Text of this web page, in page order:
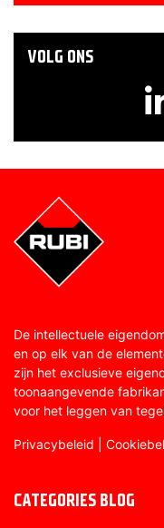
VOLG ONS
De intellectuele
en op elk van de
zijn het exclusieve
toonaangevende
voor het leggen van
Privacybeleid
CATEGORIES BLOG